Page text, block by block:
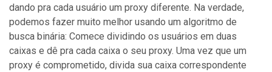
dando pra cada usuário um proxy diferente. Na verdade,
podemos fazer muito melhor usando um algoritmo de
busca binária: Comece dividindo os usuários em duas
caixas e dê pra cada caixa o seu proxy. Uma vez que um
proxy é comprometido, divida sua caixa correspondente